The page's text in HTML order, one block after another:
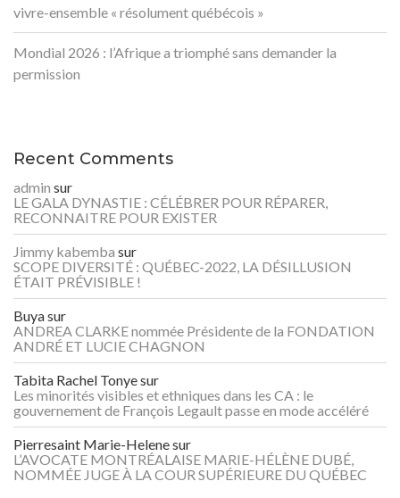
vivre-ensemble « résolument québécois »
Mondial 2026 : l’Afrique a triomphé sans demander la
permission
Recent Comments
admin sur
LE GALA DYNASTIE : CÉLÉBRER POUR RÉPARER,
RECONNAITRE POUR EXISTER
Jimmy kabemba sur
SCOPE DIVERSITÉ : QUÉBEC-2022, LA DÉSILLUSION
ÉTAIT PRÉVISIBLE !
Buyasur
ANDREA CLARKE nommée Présidente de la FONDATION
ANDRÉ ET LUCIE CHAGNON
Tabita Rachel Tonyesur
Les minorités visibles et ethniques dans les CA : le
gouvernement de François Legault passe en mode accéléré
Pierresaint Marie-Helenesur
L’AVOCATE MONTRÉALAISE MARIE-HÉLÈNE DUBÉ,
NOMMÉE JUGE À LA COUR SUPÉRIEURE DU QUÉBEC